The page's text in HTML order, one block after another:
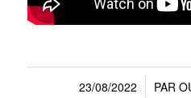
23/08/2022
/ PAR